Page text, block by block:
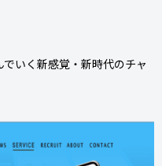
いく新感覚・新時代のチャ